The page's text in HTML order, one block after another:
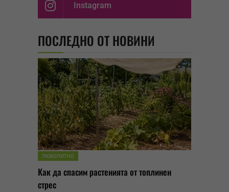
Instagram
ПОСЛЕДНО ОТ НОВИНИ
ЛЮБОПИТНО
Как да спасим растенията от топлинен
стрес